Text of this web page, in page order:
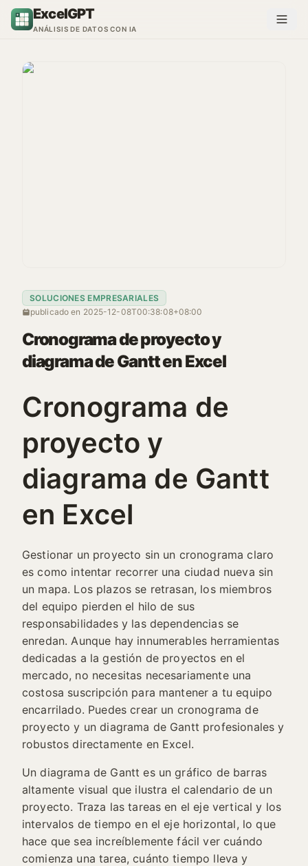
Saltar al contenido
ExcelGPT
ANÁLISIS DE DATOS CON IA
SOLUCIONES EMPRESARIALES
publicado en 2025-12-08T00:38:08+08:00
Cronograma de proyecto y
diagrama de Gantt en Excel
Cronograma de
proyecto y
diagrama de Gantt
en Excel
Gestionar un proyecto sin un cronograma claro
es como intentar recorrer una ciudad nueva sin
un mapa. Los plazos se retrasan, los miembros
del equipo pierden el hilo de sus
responsabilidades y las dependencias se
enredan. Aunque hay innumerables herramientas
dedicadas a la gestión de proyectos en el
mercado, no necesitas necesariamente una
costosa suscripción para mantener a tu equipo
encarrilado. Puedes crear un cronograma de
proyecto y un diagrama de Gantt profesionales y
robustos directamente en Excel.
Un diagrama de Gantt es un gráfico de barras
altamente visual que ilustra el calendario de un
proyecto. Traza las tareas en el eje vertical y los
intervalos de tiempo en el eje horizontal, lo que
hace que sea increíblemente fácil ver cuándo
comienza una tarea, cuánto tiempo lleva y